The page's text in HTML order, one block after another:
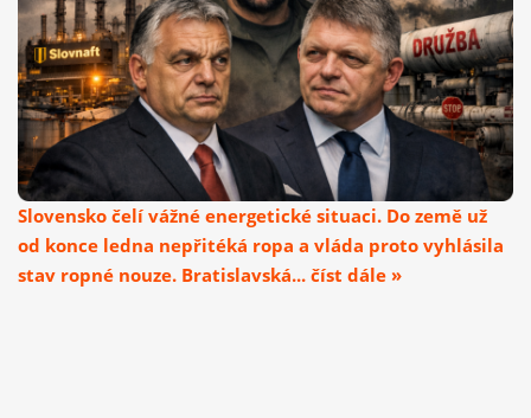
Slovensko čelí vážné energetické situaci. Do země už
od konce ledna nepřitéká ropa a vláda proto vyhlásila
stav ropné nouze. Bratislavská... číst dále »